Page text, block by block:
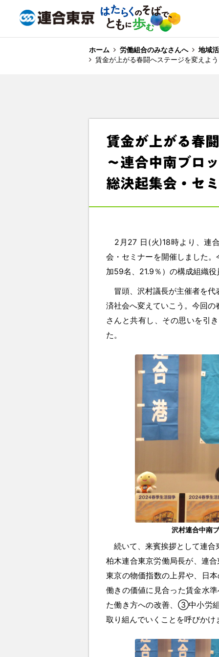
ホーム 労働組合のみなさんへ
地域
賃金が上がる春闘へステージを変えよ
賃金が上がる春
～連合中南ブロ
総決起集会・セ
2月27 日(火)18時より、連
会・セミナーを開催しました
加59名、21.9％）の構成組織
冒頭、沢村議長が主催者を代
済社会へ変えていこう。今回
さんと共有し、その思いを引
た。
沢村連合中南
続いて、来賓挨拶として連合
柏木連合東京労働局長が、連
東京の物価指数の上昇や、日
働きの価値に見合った賃金水
た働き方への改善、③中小労
取り組んでいくことを呼びかけ